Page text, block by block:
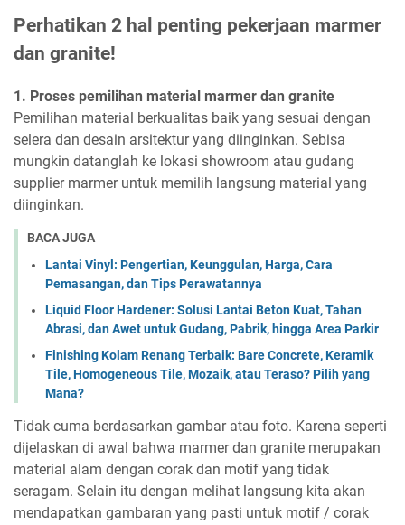
Perhatikan 2 hal penting pekerjaan marmer
dan granite!
1. Proses pemilihan material marmer dan granite
Pemilihan material berkualitas baik yang sesuai dengan
selera dan desain arsitektur yang diinginkan. Sebisa
mungkin datanglah ke lokasi showroom atau gudang
supplier marmer untuk memilih langsung material yang
diinginkan.
BACA JUGA
Lantai Vinyl: Pengertian, Keunggulan, Harga, Cara
Pemasangan, dan Tips Perawatannya
Liquid Floor Hardener: Solusi Lantai Beton Kuat, Tahan
Abrasi, dan Awet untuk Gudang, Pabrik, hingga Area Parkir
Finishing Kolam Renang Terbaik: Bare Concrete, Keramik
Tile, Homogeneous Tile, Mozaik, atau Teraso? Pilih yang
Mana?
Tidak cuma berdasarkan gambar atau foto. Karena seperti
dijelaskan di awal bahwa marmer dan granite merupakan
material alam dengan corak dan motif yang tidak
seragam. Selain itu dengan melihat langsung kita akan
mendapatkan gambaran yang pasti untuk motif / corak